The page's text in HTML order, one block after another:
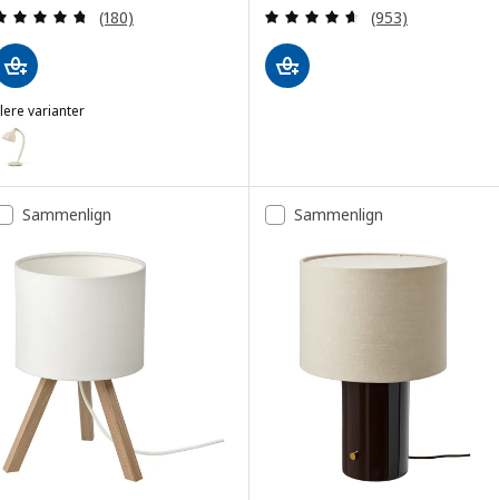
Anmeld: 4.7 ud af 5 Stjerner. Anmeldelser i alt:
(180)
varianter
RÖDFLIK, Skrivebordslampe, lys beige
Anmeld: 4.6 ud
(953)
Sammenlign Sammenlign